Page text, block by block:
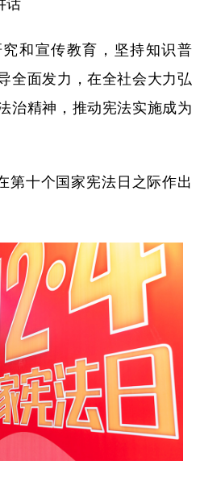
话
和宣传教育，坚持知识普
全面发力，在全社会大力弘
治精神，推动宪法实施成为
第十个国家宪法日之际作出